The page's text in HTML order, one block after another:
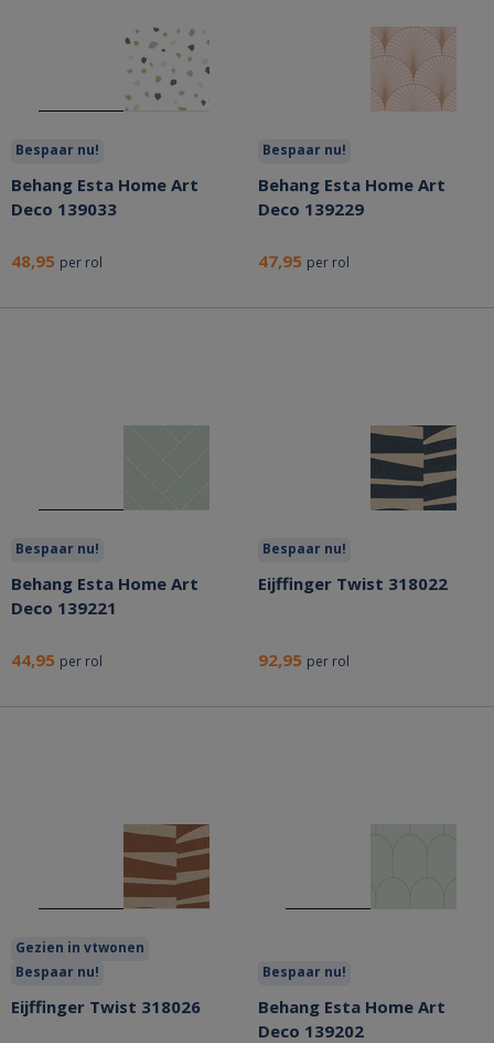
Bespaar nu!
Behang Esta Home Art
Deco 139033
48,95 per rol
Bespaar nu!
Behang Esta Home Art
Deco 139229
47,95 per rol
Bespaar nu!
Behang Esta Home Art
Deco 139221
44,95 per rol
Bespaar nu!
Eijffinger Twist 318022
92,95 per rol
Gezien in vtwonen
Bespaar nu!
Eijffinger Twist 318026
Bespaar nu!
Behang Esta Home Art
Deco 139202